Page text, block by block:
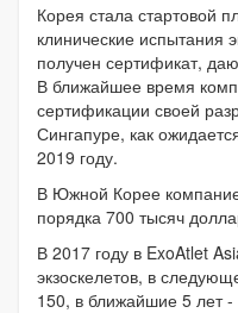
Корея стала стартовой
клинические испытания
получен сертификат,
В ближайшее время
сертификации своей
Сингапуре, как
2019 году.
В Южной Корее
порядка 700 тысяч
В 2017 году в ExoAtlet
экзоскелетов, в
150, в ближайшие 5 лет -